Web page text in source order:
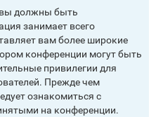
должны быть
занимает всего
вам более широкие
конференции могут быть
привилегии для
Прежде чем
ознакомиться с
на конференции.